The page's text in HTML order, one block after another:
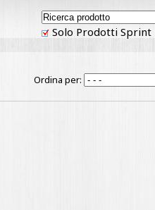
Solo Prodotti Sprint
Ordina per: